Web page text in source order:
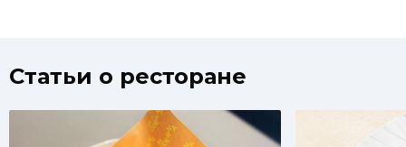
Статьи о ресторане